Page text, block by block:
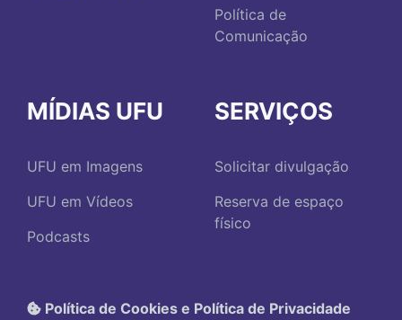
Política de
Comunicação
MÍDIAS UFU
UFU em Imagens
UFU em Vídeos
Podcasts
SERVIÇOS
Solicitar divulgação
Reserva de espaço
físico
Política de Cookies e Política de Privacidade